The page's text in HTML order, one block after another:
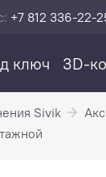
+7 812 336-22-
ключ 3D-
Sivik